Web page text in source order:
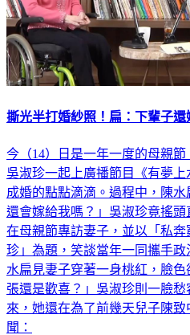
撕光半打婚紗照！扁：下輩子
今（14）日是一年一度的母親
吳淑珍一起上廣播節目《有夢
成婚的點點滴滴。過程中，陳
還會嫁給我嗎？」吳淑珍竟搖
在母親節專訪妻子，並以「私
珍」為題，笑談當年一同攜手
水扁見妻子穿著一身桃紅，臉
張還是歡喜？」吳淑珍則一臉
來，她還在為了前幾天兒子陳
聞：